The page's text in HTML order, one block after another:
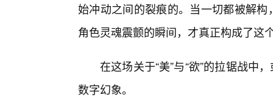
始冲动之间的裂痕的。当一切都被解
角色灵魂震颤的瞬间，才真正构成了这
在这场关于“美”与“欲”的拉锯战中
数字幻象。